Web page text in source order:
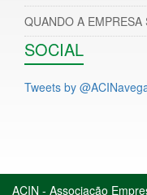
QUANDO A EMPRESA
SOCIAL
Tweets by
ACIN - Associação